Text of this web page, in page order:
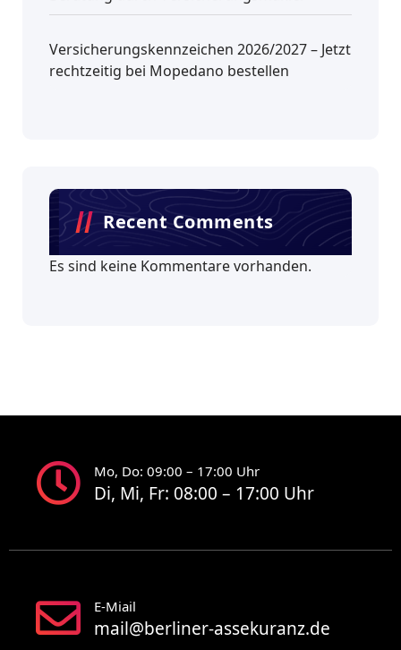
Versicherungskennzeichen 2026/2027 – Jetzt
rechtzeitig bei Mopedano bestellen
Recent Comments
Es sind keine Kommentare vorhanden.
Mo, Do: 09:00 – 17:00 Uhr
Di, Mi, Fr: 08:00 – 17:00 Uhr
E-Miail
mail@berliner-assekuranz.de